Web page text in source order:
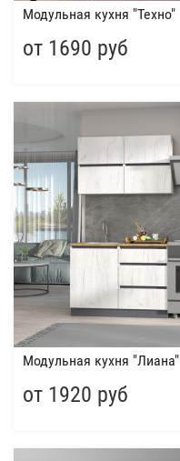
Модульная кухня "Техно"
от 1690 руб
Модульная кухня "Лиана"
от 1920 руб